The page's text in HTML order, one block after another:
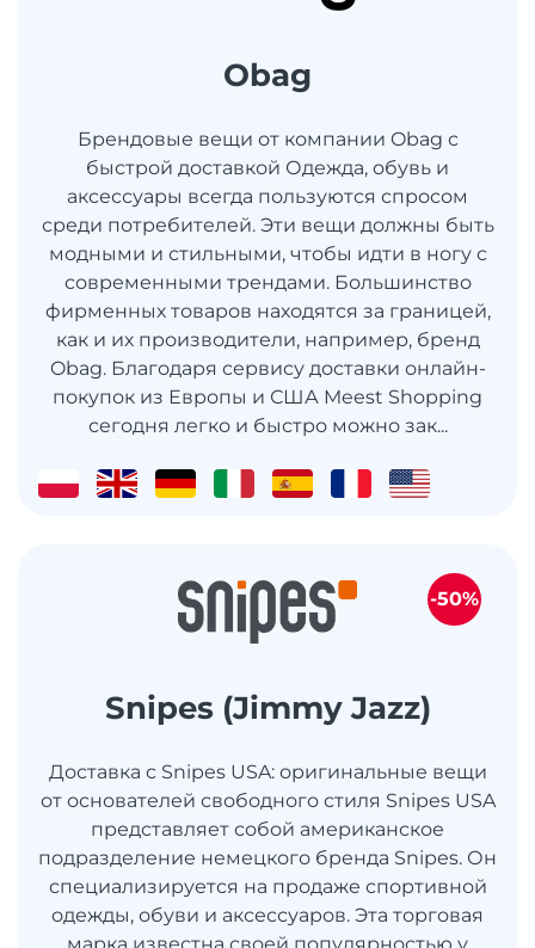
Obag
Брендовые вещи от компании Obag с
быстрой доставкой Одежда, обувь и
аксессуары всегда пользуются спросом
среди потребителей. Эти вещи должны быть
модными и стильными, чтобы идти в ногу с
современными трендами. Большинство
фирменных товаров находятся за границей,
как и их производители, например, бренд
Obag. Благодаря сервису доставки онлайн-
покупок из Европы и США Meest Shopping
сегодня легко и быстро можно зак...
Snipes (Jimmy Jazz)
Доставка с Snipes USA: оригинальные вещи
от основателей свободного стиля Snipes USA
представляет собой американское
подразделение немецкого бренда Snipes. Он
специализируется на продаже спортивной
одежды, обуви и аксессуаров. Эта торговая
-50%